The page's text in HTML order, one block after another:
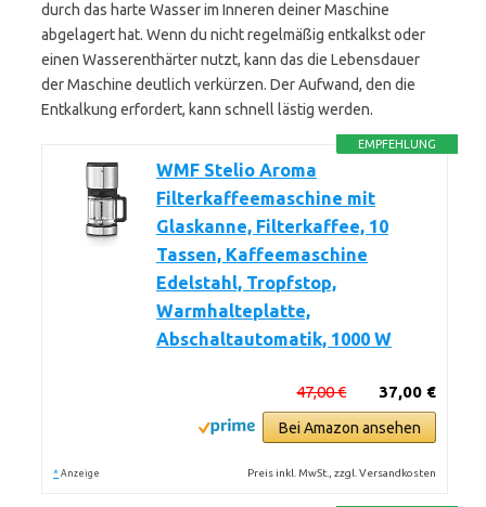
durch das harte Wasser im Inneren deiner Maschine
abgelagert hat. Wenn du nicht regelmäßig entkalkst oder
einen Wasserenthärter nutzt, kann das die Lebensdauer
der Maschine deutlich verkürzen. Der Aufwand, den die
Entkalkung erfordert, kann schnell lästig werden.
EMPFEHLUNG
WMF Stelio Aroma
Filterkaffeemaschine mit
Glaskanne, Filterkaffee, 10
Tassen, Kaffeemaschine
Edelstahl, Tropfstop,
Warmhalteplatte,
Abschaltautomatik, 1000 W
37,00 €
47,00 €
Bei Amazon ansehen
* Anzeige Preis inkl. MwSt., zzgl. Versandkosten